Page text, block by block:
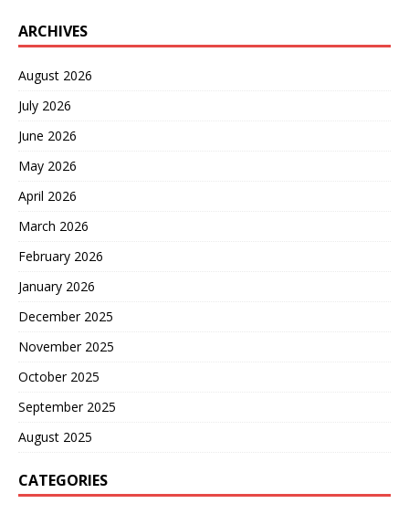
ARCHIVES
August 2026
July 2026
June 2026
May 2026
April 2026
March 2026
February 2026
January 2026
December 2025
November 2025
October 2025
September 2025
August 2025
CATEGORIES